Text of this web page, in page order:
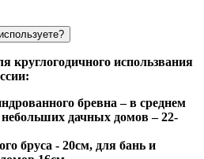
круглогодичного использвания
бревна – в среднем
дачных домов – 22-
бруса - 20см, для бань и